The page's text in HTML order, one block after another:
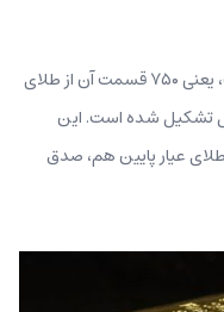
پاسخ این است که وقتی عیار طلایی ۱۸ است، یعنی ۷۵۰ قسمت آن از طلای
تشکیل شده است. این
عیار یا ۱۴ عیار و حتی طلای عیار پایین هم، صدق